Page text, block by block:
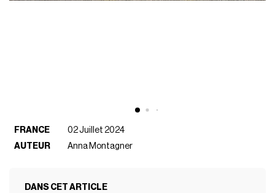
FRANCE
02 Juillet 2024
AUTEUR
Anna Montagner
DANS CET ARTICLE